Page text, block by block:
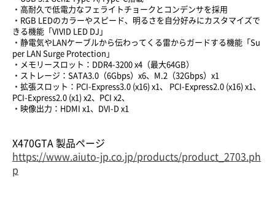
・高耐久で低電力なフェライトチョークとコンデンサを採用
・RGB LEDのカラーやスピード、明るさを自分好みにカスタマイズで
きる機能「VIVID LED DJ」
・静電気やLANケーブルから伝わってくる雷からガードする機能「Su
per LAN Surge Protection」
・メモリースロット：DDR4-3200 x4（最大64GB）
・ストレージ：SATA3.0（6Gbps）x6、M.2（32Gbps）x1
・拡張スロット：PCI-Express3.0 (x16) x1、 PCI-Express2.0 (x16) x1、
PCI-Express2.0 (x1) x2、PCI x2、
・映像出力：HDMI x1、DVI-D x1
X470GTA 製品ページ
https://www.aiuto-jp.co.jp/products/product_2703.ph
p